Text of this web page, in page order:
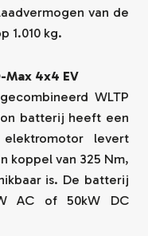
van de
1.010 kg.
Max 4x4 EV
WLTP
batterij heeft een
levert
koppel van 325 Nm,
is. De batterij
AC of 50kW DC